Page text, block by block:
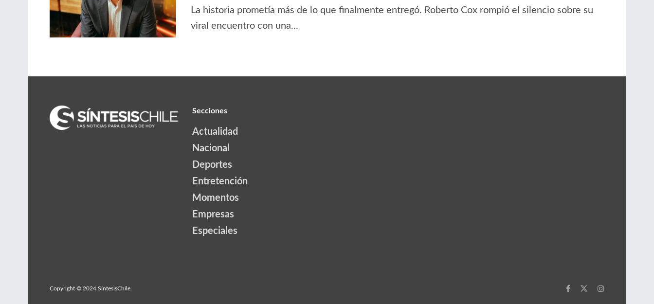
La historia prometía más de lo que finalmente entregó. Roberto Cox rompió el silencio sobre su
viral encuentro con una...
Secciones
Actualidad
Nacional
Deportes
Entretención
Momentos
Empresas
Especiales
Copyright © 2024 SíntesisChile.